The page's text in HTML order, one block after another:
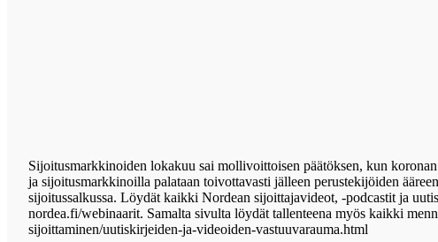
Sijoitusmarkkinoiden lokakuu sai mollivoittoisen päätöksen, kun
ja sijoitusmarkkinoilla palataan toivottavasti jälleen perustekijöiden
sijoitussalkussa. Löydät kaikki Nordean sijoittajavideot, -podcastit ja
nordea.fi/webinaarit. Samalta sivulta löydät tallenteena myös kaikki
sijoittaminen/uutiskirjeiden-ja-videoiden-vastuuvarauma.html